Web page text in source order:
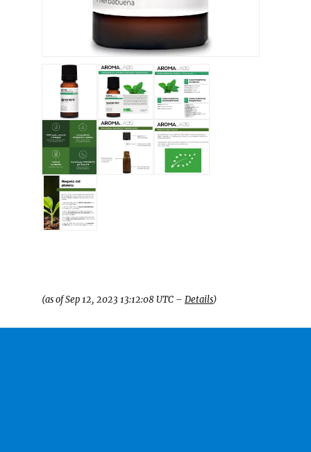
(as of Sep 12, 2023 13:12:08 UTC – Details)